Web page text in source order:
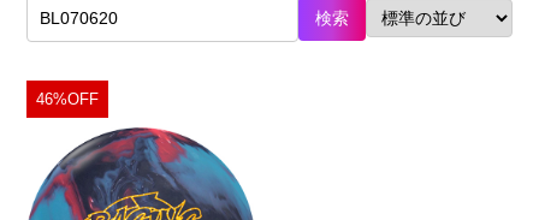
特価商品
検索
46%OFF